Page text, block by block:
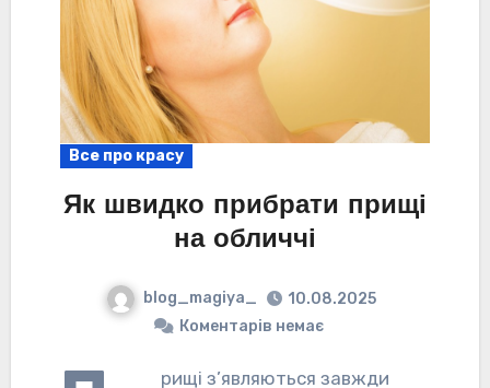
Все про красу
Як швидко прибрати прищі
на обличчі
blog_magiya_
10.08.2025
Коментарів немає
рищі з’являються завжди